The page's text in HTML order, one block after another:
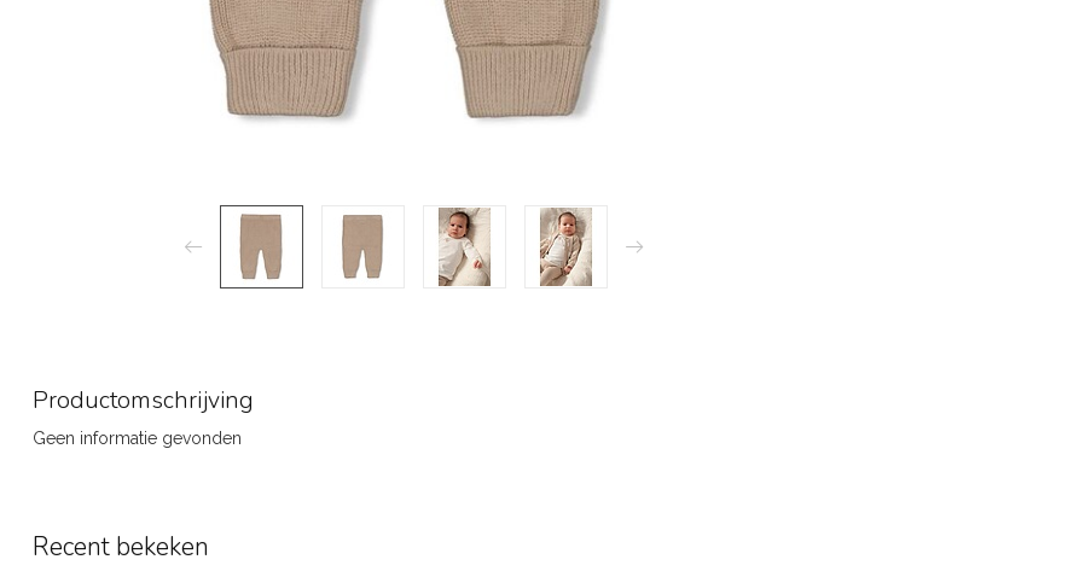
Productomschrijving
Geen informatie gevonden
Recent bekeken